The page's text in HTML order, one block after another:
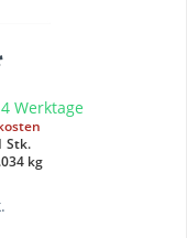
Werktage
Stk.
kg